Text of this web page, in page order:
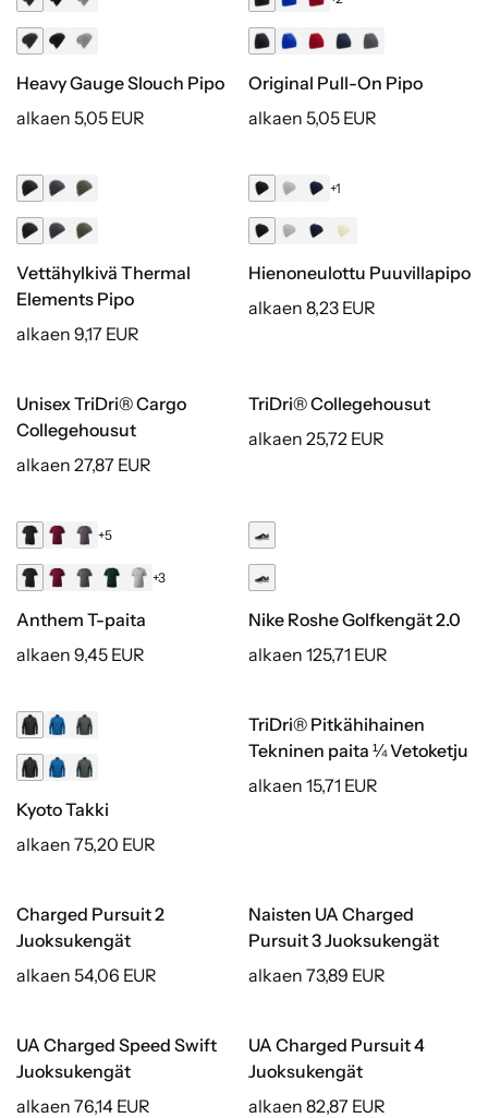
Heavy Gauge Slouch Pipo
alkaen 5,05 EUR
Original Pull-On Pipo
alkaen 5,05 EUR
Vettähylkivä Thermal
Elements Pipo
alkaen 9,17 EUR
Luomu +1
Hienoneulottu Puuvillapipo
alkaen 8,23 EUR
Kierrätetty
Unisex TriDri® Cargo
Collegehousut
alkaen 27,87 EUR
Kierrätetty
TriDri® Collegehousut
alkaen 25,72 EUR
+5
+3
Anthem T-paita
alkaen 9,45 EUR
Nike Roshe Golfkengät 2.0
alkaen 125,71 EUR
Kyoto Takki
alkaen 75,20 EUR
TriDri® Pitkähihainen
Tekninen paita ¼ Vetoketju
alkaen 15,71 EUR
Charged Pursuit 2
Juoksukengät
alkaen 54,06 EUR
Naisten UA Charged
Pursuit 3 Juoksukengät
alkaen 73,89 EUR
UA Charged Speed Swift
Juoksukengät
alkaen 76,14 EUR
UA Charged Pursuit 4
Juoksukengät
alkaen 82,87 EUR